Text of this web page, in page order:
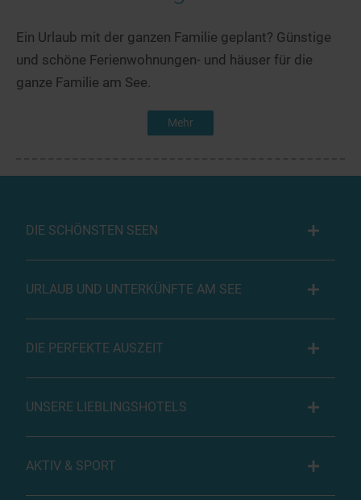
Ein Urlaub mit der ganzen Familie geplant? Günstige
und schöne Ferienwohnungen- und häuser für die
ganze Familie am See.
Mehr
DIE SCHÖNSTEN SEEN
URLAUB UND UNTERKÜNFTE AM SEE
DIE PERFEKTE AUSZEIT
UNSERE LIEBLINGSHOTELS
AKTIV & SPORT